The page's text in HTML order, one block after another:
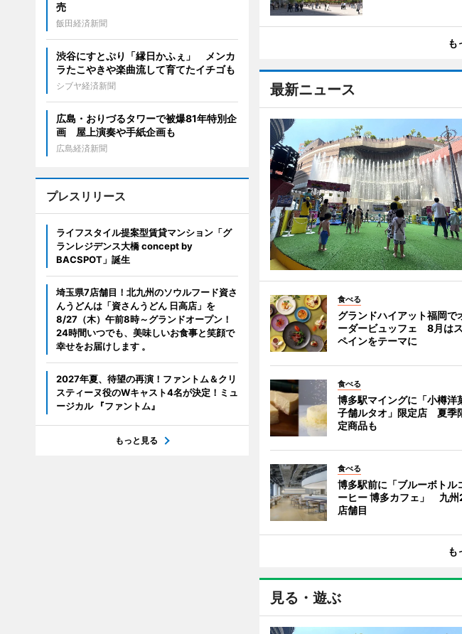
も
最新ニュース
食べる
グランドハイアット福岡で
ーダービュッフェ 8月はス
ペインをテーマに
食べる
博多駅マイングに「小樽洋
子舗ルタオ」限定店 夏季
定商品も
食べる
博多駅前に「ブルーボトル
ーヒー 博多カフェ」 九州
店舗目
も
見る・遊ぶ
売
飯田経済新聞
渋谷にすとぷり「縁日かふぇ」 メンカ
ラたこやきや楽曲流して育てたイチゴも
シブヤ経済新聞
広島・おりづるタワーで被爆81年特別企
画 屋上演奏や手紙企画も
広島経済新聞
プレスリリース
ライフスタイル提案型賃貸マンション「グ
ランレジデンス大橋 concept by
BACSPOT」誕生
埼玉県7店舗目！北九州のソウルフード資さ
んうどんは「資さんうどん 日高店」を
8/27（木）午前8時～グランドオープン！
24時間いつでも、美味しいお食事と笑顔で
幸せをお届けします 。
2027年夏、待望の再演！ファントム＆クリ
スティーヌ役のWキャスト4名が決定！ミュ
ージカル 『ファントム』
もっと見る